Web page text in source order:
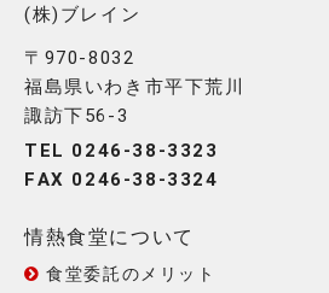
(株)ブレイン
〒970-8032
福島県いわき市平下荒川
諏訪下56-3
TEL 0246-38-3323
FAX 0246-38-3324
情熱食堂について
食堂委託のメリット